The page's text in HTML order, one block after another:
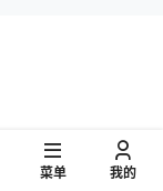
菜单 我的